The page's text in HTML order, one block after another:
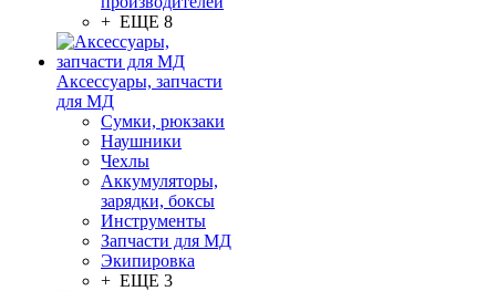
+ ЕЩЕ 8
Аксессуары, запчасти
для МД
Сумки, рюкзаки
Наушники
Чехлы
Аккумуляторы,
зарядки, боксы
Инструменты
Запчасти для МД
Экипировка
+ ЕЩЕ 3